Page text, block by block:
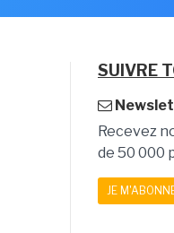
SUIVRE
Recevez
de 50 000
JE